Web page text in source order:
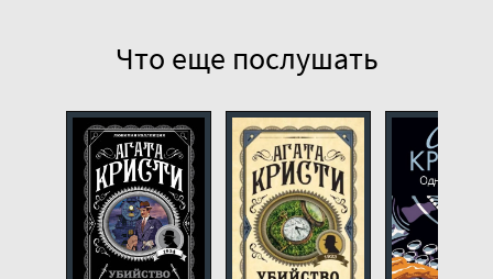
Что еще послушать